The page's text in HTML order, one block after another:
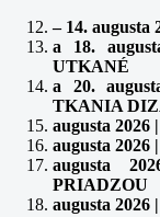
– 14. augusta
a 18.
UTKANÉ
a 20.
TKANIA
augusta
augusta
augusta
PRIADZOU
augusta